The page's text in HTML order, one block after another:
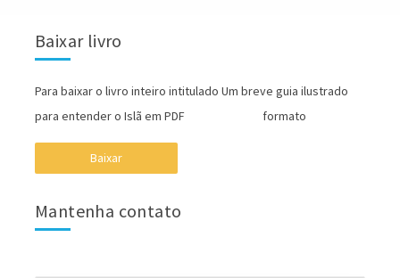
Baixar livro
Para baixar o livro inteiro intitulado Um breve guia ilustrado
para entender o Islã em PDF formato
Baixar
Mantenha contato